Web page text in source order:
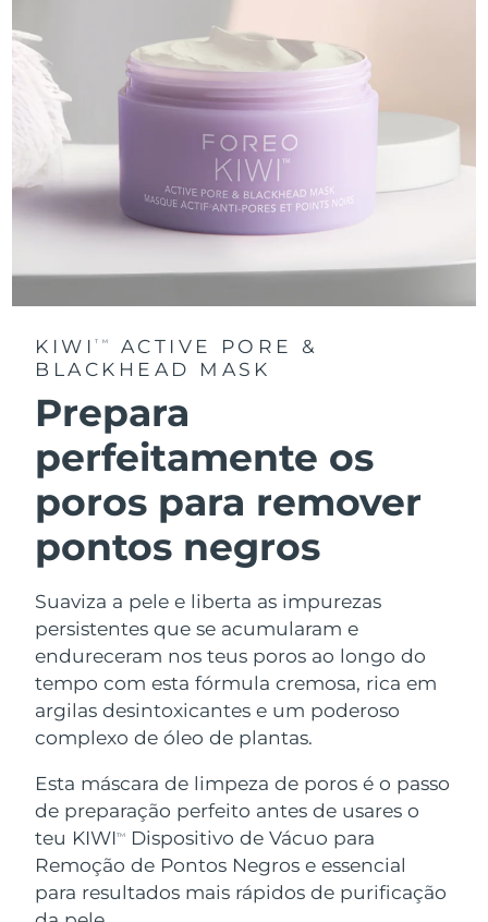
KIWITM
ACTIVE PORE &
BLACKHEAD MASK
Prepara
perfeitamente os
poros para remover
pontos negros
Suaviza a pele e liberta as impurezas
persistentes que se acumularam e
endureceram nos teus poros ao longo do
tempo com esta fórmula cremosa, rica em
argilas desintoxicantes e um poderoso
complexo de óleo de plantas.
Esta máscara de limpeza de poros é o passo
de preparação perfeito antes de usares o
teu KIWITM
Dispositivo de Vácuo para
Remoção de Pontos Negros e essencial
para resultados mais rápidos de purificação